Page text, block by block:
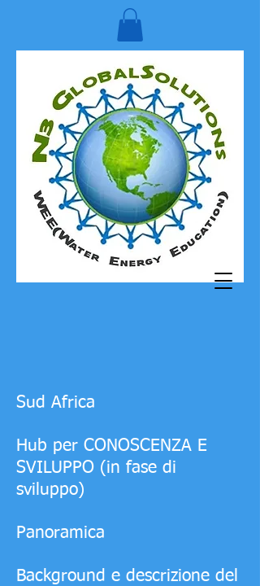
Sud Africa
Hub per CONOSCENZA E
SVILUPPO (in fase di
sviluppo)
Panoramica
Background e descrizione del